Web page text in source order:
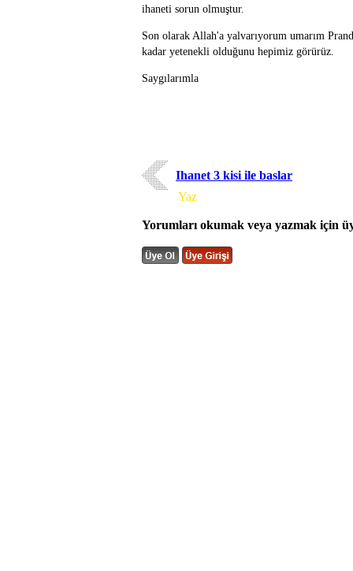
ihaneti sorun olmuştur.
Son olarak Allah'a yalvarıyorum umarım
kadar yetenekli olduğunu hepimiz görürüz.
Saygılarımla
Ihanet 3 kisi ile baslar
Yaz
Yorumları okumak veya yazmak için